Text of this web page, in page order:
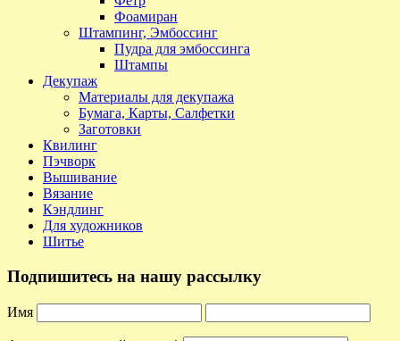
Фоамиран
Штампинг, Эмбоссинг
Пудра для эмбоссинга
Штампы
Декупаж
Материалы для декупажа
Бумага, Карты, Салфетки
Заготовки
Квилинг
Пэчворк
Вышивание
Вязание
Кэндлинг
Для художников
Шитье
Подпишитесь на нашу рассылку
Имя